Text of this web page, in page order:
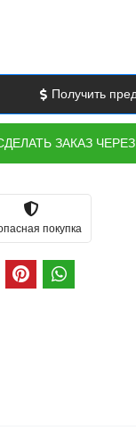
Получить
ЗАКАЗ ЧЕРЕЗ
покупка